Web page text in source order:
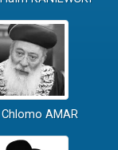
Chlomo AMAR